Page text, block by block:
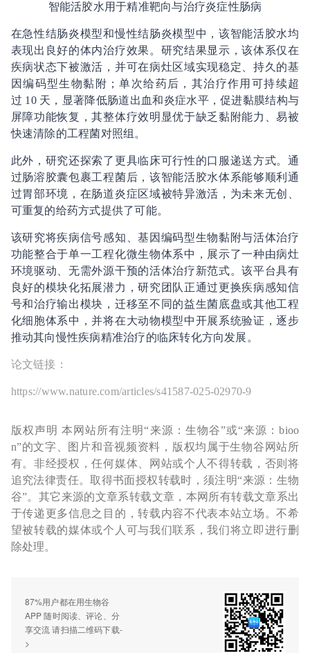
智能活胶水用于精准靶向与治疗炎症性肠病
在急性结肠炎模型和慢性结肠炎模型中，该智能活胶水均
表现出良好的体内治疗效果。研究结果显示，该体系仅在
疾病状态下被激活，并可在病灶区域实现稳定、持久的基
因编码型生物黏附；单次给药后，其治疗作用可持续超
过 10 天，显著降低肠道出血和炎症水平，促进黏膜结构与
屏障功能恢复，其整体疗效明显优于缺乏黏附能力、易被
快速清除的工程菌对照组。
此外，研究还探索了更具临床可行性的口服递送方式。通
过肠溶胶囊包裹工程菌后，该智能活胶水体系能够顺利通
过胃部环境，在肠道炎症区域被特异激活，为未来无创、
可重复的给药方式提供了可能。
该研究将疾病信号感知、基因编码型生物黏附与活体治疗
功能整合于单一工程化微生物体系中，展示了一种由病灶
环境驱动、无需外源干预的活体治疗新范式。该平台具有
良好的模块化拓展潜力，研究团队正通过更换疾病感知信
号和治疗输出模块，迁移至不同的益生菌底盘或其他工程
化细胞体系中，并将在大动物模型中开展系统验证，逐步
推动其向慢性疾病精准治疗的临床转化方向发展。
论文链接：
https://www.nature.com/articles/s41587-025-02970-9
版权声明 本网站所有注明“来源：生物谷”或“来源：bioo
n”的文字、图片和音视频资料，版权均属于生物谷网站所
有。非经授权，任何媒体、网站或个人不得转载，否则将
追究法律责任。取得书面授权转载时，须注明“来源：生物
谷”。其它来源的文章系转载文章，本网所有转载文章系出
于传递更多信息之目的，转载内容不代表本站立场。不希
望被转载的媒体或个人可与我们联系，我们将立即进行删
除处理。
87%用户都在用生物谷
APP 随时阅读、评论、分
享交流 请扫描二维码下载-
>